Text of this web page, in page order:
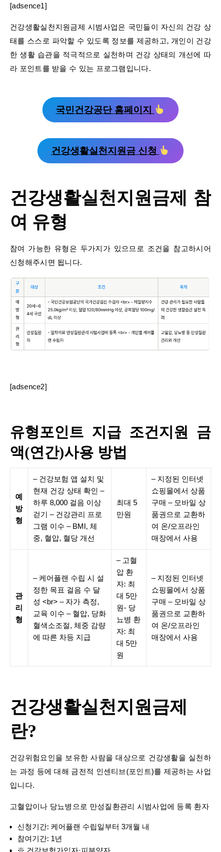
[adsence1]
건강생활실천지원금제 시범사업은 국민들이 자신의 건강 상
태를 스스로 파악할 수 있도록 정보를 제공하고, 개인이 건강
한 생활 습관을 적극적으로 실천하며 건강 상태의 개선에 따
라 포인트를 받을 수 있는 프로그램입니다.
국민건강공단 홈페이지
건강생활실천지원금 신청
건강생활실천지원금제 참
여 유형
참여 가능한 유형은 두가지가 있으므로 조건을 참고하시어
신청해주시면 됩니다.
[adsence2]
유형포인트 지급 조건지원 금
액(연간)사용 방법
예
방
형
– 건강보험 앱 설치 및
현재 건강 상태 확인 –
하루 8,000 걸음 이상
걷기 – 건강관리 프로
그램 이수 – BMI, 체
중, 혈압, 혈당 개선
최대 5
만원
– 지정된 인터넷
쇼핑몰에서 상품
구매 – 모바일 상
품권으로 교환하
여 온/오프라인
매장에서 사용
관
리
형
– 케어플랜 수립 시 설
정한 목표 걸음 수 달
성 <br> – 자가 측정,
교육 이수 – 혈압, 당화
혈색소조절, 체중 감량
에 따른 차등 지급
– 고혈
압 환
자: 최
대 5만
원- 당
뇨병 환
자: 최
대 5만
원
– 지정된 인터넷
쇼핑몰에서 상품
구매 – 모바일 상
품권으로 교환하
여 온/오프라인
매장에서 사용
건강생활실천지원금제
란?
건강위험요인을 보유한 사람을 대상으로 건강생활을 실천하
는 과정 등에 대해 금전적 인센티브(포인트)를 제공하는 사업
입니다.
고혈압이나 당뇨병으로 만성질환관리 시범사업에 등록 환자
신청기간: 케어플랜 수립일부터 3개월 내
참여기간: 1년
※ 건강보험가입자·피부양자